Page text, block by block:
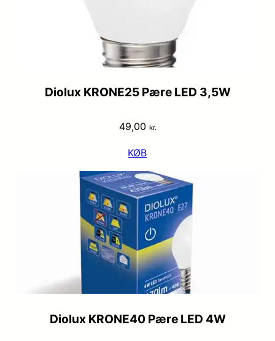
Diolux KRONE25 Pære LED 3,5W
49,00 kr.
KØB
Diolux KRONE40 Pære LED 4W